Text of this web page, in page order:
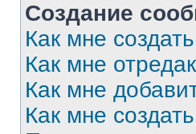
Создание
Как мне
Как мне
Как мне
Как мне